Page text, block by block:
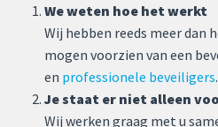
We weten hoe het werkt
Wij hebben reeds meer dan
mogen voorzien van een
en professionele beveiligers.
Je staat er niet alleen
Wij werken graag met u